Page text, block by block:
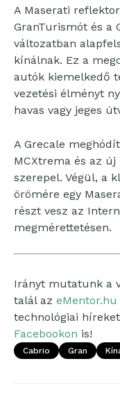
A Maserati
GranTurismót és a
változatban
kínálnak. Ez a
autók kiemelkedő
vezetési élményt
havas vagy jeges
A Grecale
MCXtrema és az
szerepel. Végül, a
örömére egy
részt vesz az
megmérettetésen.
Irányt mutatunk a
talál az eMentor.hu
technológiai
Facebookon is!
Cabrio Gran